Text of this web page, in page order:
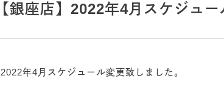
【銀座店】2022年4月スケジュ
2022年4月スケジュール変更致しました。